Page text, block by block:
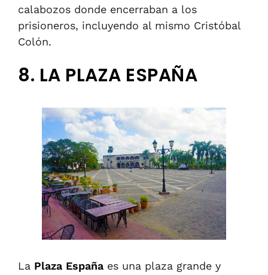
calabozos donde encerraban a los
prisioneros, incluyendo al mismo Cristóbal
Colón.
8. LA PLAZA ESPAÑA
La Plaza España es una plaza grande y